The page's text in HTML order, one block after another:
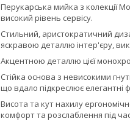
Перукарська мийка з колекції
високий рівень сервісу.
Стильний, аристократичний
яскравою деталлю інтер'єру,
Акцентною деталлю цієї
Стійка основа з невисокими
що вдало підкреслює елегантні
Висота та кут нахилу
комфорт та розслаблення під